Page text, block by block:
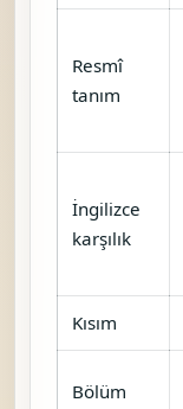
Resmî
tanım
İngilizce
karşılık
Kısım
Bölüm